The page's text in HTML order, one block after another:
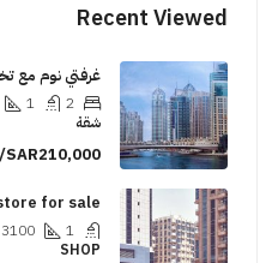
Recent Viewed
غرفتي نوم مع
شقة
SAR210,000/شهريا
for sale
3100
SHOP